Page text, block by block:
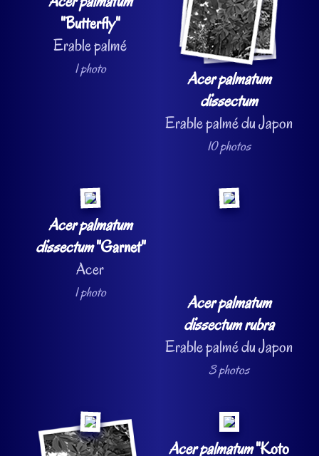
"Butterfly"
Erable palmé
1 photo
Acer palmatum
dissectum
Erable palmé du Japon
10 photos
Acer palmatum
dissectum"Garnet"
Acer
1 photo
Acer palmatum
dissectum rubra
Erable palmé du Japon
3 photos
Acer palmatum"Koto